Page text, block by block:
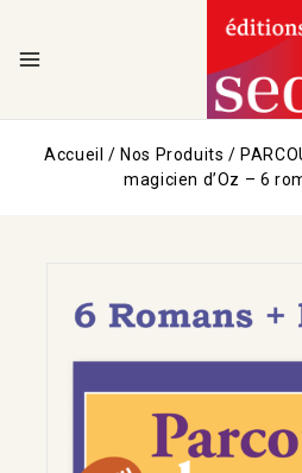
Accueil / Nos Produits /
magicien d’Oz – 6